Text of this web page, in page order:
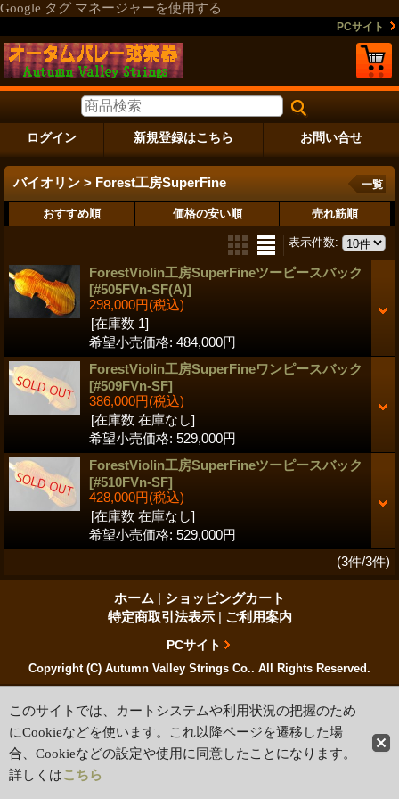
Google タグ マネージャーを使用する
PCサイト
ログイン 新規登録はこちら お問い合せ
バイオリン > Forest工房SuperFine 一覧
おすすめ順 価格の安い順 売れ筋順
表示件数:
ForestViolin工房SuperFineツーピースバック
[#505FVn-SF(A)]
298,000円(税込)
[在庫数 1]
希望小売価格: 484,000円
ForestViolin工房SuperFineワンピースバック
[#509FVn-SF]
386,000円(税込)
[在庫数 在庫なし]
希望小売価格: 529,000円
ForestViolin工房SuperFineツーピースバック
[#510FVn-SF]
428,000円(税込)
[在庫数 在庫なし]
希望小売価格: 529,000円
(3件/3件)
ホーム | ショッピングカート
特定商取引法表示 | ご利用案内
PCサイト
Copyright (C) Autumn Valley Strings Co.. All Rights Reserved.
このサイトでは、カートシステムや利用状況の把握のため
にCookieなどを使います。これ以降ページを遷移した場
合、Cookieなどの設定や使用に同意したことになります。
詳しくはこちら